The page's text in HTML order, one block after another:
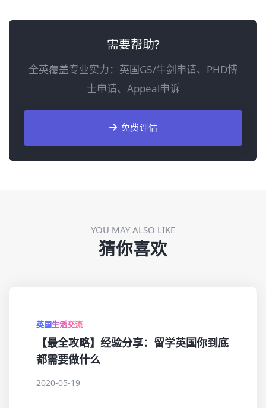
需要帮助?
全英覆盖专业实力：英国G5/牛剑申请、PHD博
士申请、Appeal申诉
免费评估
YOU MAY ALSO LIKE
猜你喜欢
英国生活交流
【最全攻略】经验分享：留学英国你到底
都需要做什么
2020-05-19